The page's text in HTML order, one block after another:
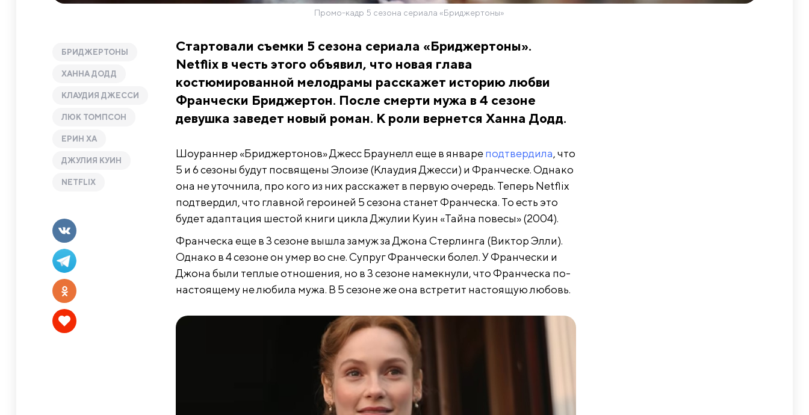
Промо-кадр 5 сезона сериала «Бриджертоны»
БРИДЖЕРТОНЫ
ХАННА ДОДД
КЛАУДИЯ ДЖЕССИ
ЛЮК ТОМПСОН
ЕРИН ХА
ДЖУЛИЯ КУИН
NETFLIX
Стартовали съемки 5 сезона сериала «Бриджертоны».
Netflix в честь этого объявил, что новая глава
костюмированной мелодрамы расскажет историю любви
Франчески Бриджертон. После смерти мужа в 4 сезоне
девушка заведет новый роман. К роли вернется Ханна Додд.
Шоураннер «Бриджертонов» Джесс Браунелл еще в январеподтвердила, что
5 и 6 сезоны будут посвящены Элоизе (Клаудия Джесси) и Франческе. Однако
она не уточнила, про кого из них расскажет в первую очередь. Теперь Netflix
подтвердил, что главной героиней 5 сезона станет Франческа. То есть это
будет адаптация шестой книги цикла Джулии Куин «Тайна повесы» (2004).
Франческа еще в 3 сезоне вышла замуж за Джона Стерлинга (Виктор Элли).
Однако в 4 сезоне он умер во сне. Супруг Франчески болел. У Франчески и
Джона были теплые отношения, но в 3 сезоне намекнули, что Франческа по-
настоящему не любила мужа. В 5 сезоне же она встретит настоящую любовь.